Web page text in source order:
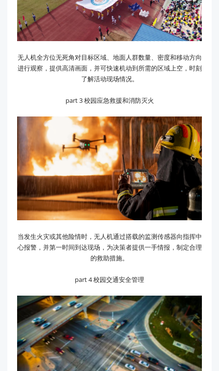
无人机全方位无死角对目标区域、地面人群数量、密度和移动方向
进行观察，提供高清画面，并可快速机动到所需的区域上空，时刻
了解活动现场情况。
part 3 校园应急救援和消防灭火
当发生火灾或其他险情时，无人机通过搭载的监测传感器向指挥中
心报警，并第一时间到达现场，为决策者提供一手情报，制定合理
的救助措施。
part 4 校园交通安全管理